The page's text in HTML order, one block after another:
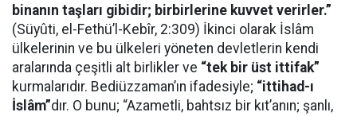
binanın taşları gibidir; birbirlerine kuvvet verirler.”
(Süyûti, el-Fethü’l-Kebîr, 2:309) İkinci olarak İslâm
ülkelerinin ve bu ülkeleri yöneten devletlerin kendi
aralarında çeşitli alt birlikler ve “tek bir üst ittifak”
kurmalarıdır. Bediüzzaman’ın ifadesiyle; “ittihad-ı
İslâm”dır. O bunu; “Azametli, bahtsız bir kıt’anın; şanlı,